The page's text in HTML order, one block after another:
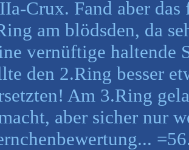
Crux. Fand aber
am blödsden, da
vernüftige haltende
den 2.Ring besser
Am 3.Ring
aber sicher nur